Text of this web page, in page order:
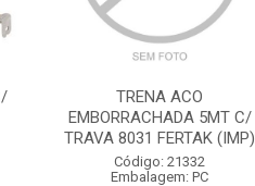
TRENA ACO
EMBORRACHADA 5MT C/
TRAVA 8031 FERTAK (IMP)
Código: 21332
Embalagem: PC